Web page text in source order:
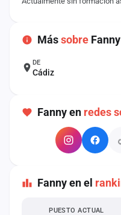
Mássobre Fanny
DE
Cádiz
Fanny en redes
Fanny en el
PUESTO ACTUAL
Administración
Contacto